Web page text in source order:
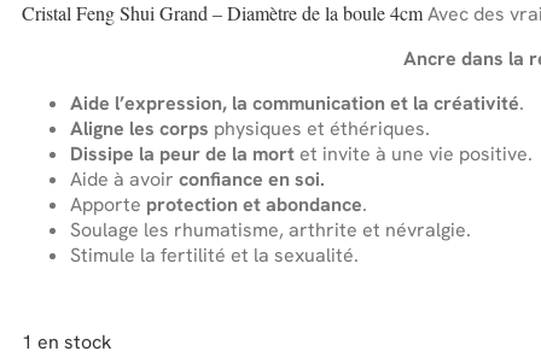
Cristal Feng Shui Grand – Diamètre de la boule 4cmAvec des
Ancre dans la
Aide l’expression, la communication et la créativité.
Aligne les corps physiques et éthériques.
Dissipe la peur de la mort et invite à une vie positive.
Aide à avoir confiance en soi.
Apporte protection et abondance.
Soulage les rhumatisme, arthrite et névralgie.
Stimule la fertilité et la sexualité.
1 en stock